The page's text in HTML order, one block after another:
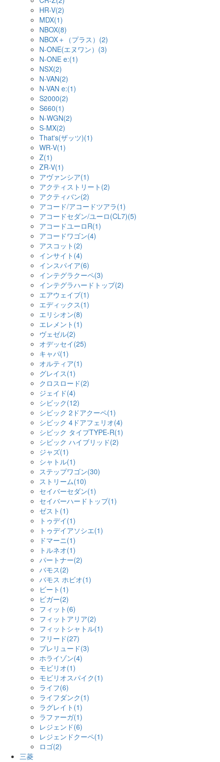
HR-V(2)
MDX(1)
NBOX(8)
NBOX＋（プラス）(2)
N-ONE(エヌワン）(3)
N-ONE e:(1)
NSX(2)
N-VAN(2)
N-VAN e:(1)
S2000(2)
S660(1)
N-WGN(2)
S-MX(2)
That's(ザッツ)(1)
WR-V(1)
Z(1)
ZR-V(1)
アヴァンシア(1)
アクティストリート(2)
アクティバン(2)
アコード/アコードツアラ(1)
アコードセダン/ユーロ(CL7)(5)
アコードユーロR(1)
アコードワゴン(4)
アスコット(2)
インサイト(4)
インスパイア(6)
インテグラクーペ(3)
インテグラハードトップ(2)
エアウェイブ(1)
エディックス(1)
エリシオン(8)
エレメント(1)
ヴェゼル(2)
オデッセイ(25)
キャパ(1)
オルティア(1)
グレイス(1)
クロスロード(2)
ジェイド(4)
シビック(12)
シビック 2ドアクーペ(1)
シビック 4ドアフェリオ(4)
シビック タイプTYPE-R(1)
シビック ハイブリッド(2)
ジャズ(1)
シャトル(1)
ステップワゴン(30)
ストリーム(10)
セイバーセダン(1)
セイバーハードトップ(1)
ゼスト(1)
トゥデイ(1)
トゥデイアソシエ(1)
ドマーニ(1)
トルネオ(1)
パートナー(2)
バモス(2)
バモス ホビオ(1)
ビート(1)
ビガー(2)
フィット(6)
フィットアリア(2)
フィットシャトル(1)
フリード(27)
プレリュード(3)
ホライゾン(4)
モビリオ(1)
モビリオスパイク(1)
ライフ(6)
ライフダンク(1)
ラグレイト(1)
ラファーガ(1)
レジェンド(6)
レジェンドクーペ(1)
ロゴ(2)
三菱